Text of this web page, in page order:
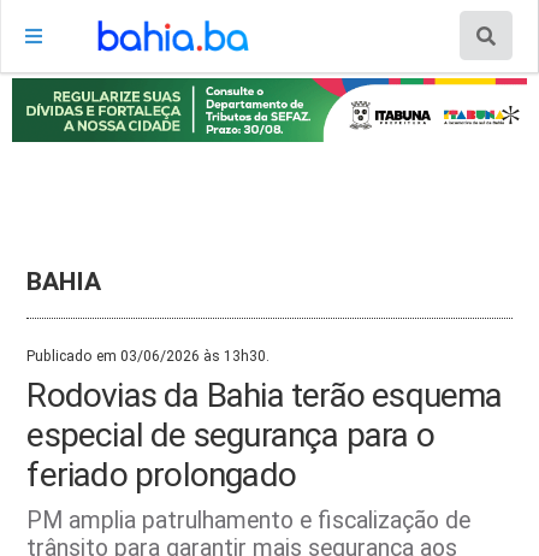
BAHIA
Publicado em 03/06/2026 às 13h30.
Rodovias da Bahia terão esquema
especial de segurança para o
feriado prolongado
PM amplia patrulhamento e fiscalização de
trânsito para garantir mais segurança aos